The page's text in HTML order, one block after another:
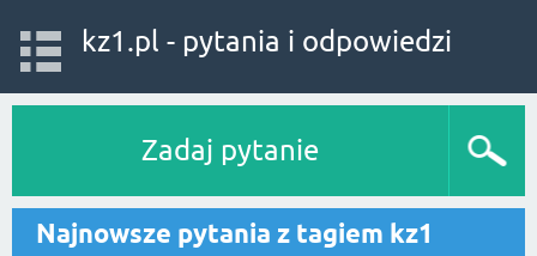
kz1.pl - pytania i odpowiedzi
Zadaj pytanie
Najnowsze pytania z tagiem kz1